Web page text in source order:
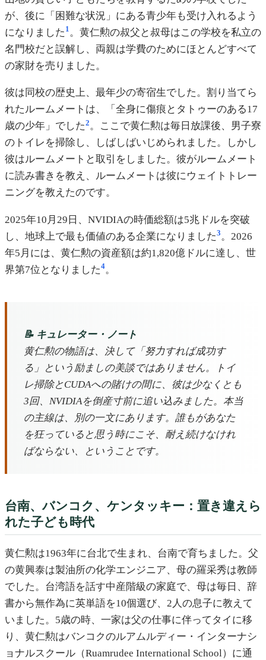
が、後に「困難な状況」にある青少年も受け入れるよう
になりました 1。黄仁勲の叔父と叔母はこの学校を私立の
名門校だと誤解し、両親は学費のためにほとんどすべて
の家財を売りました。
彼は同校の歴史上、最年少の寄宿生でした。割り当てら
れたルームメートは、「全身に傷痕とタトゥーのある17
歳の少年」でした2。ここで黄仁勲は毎日放課後、男子寮
のトイレを掃除し、しばしばいじめられました。しかし
彼はルームメートと取引をしました。彼がルームメート
に読み書きを教え、ルームメートは彼にウェイトトレー
ニングを教えたのです。
2025年10月29日、NVIDIAの時価総額は5兆ドルを突破
し、地球上で最も価値のある企業になりました3。2026
年5月には、黄仁勲の資産額は約1,820億ドルに達し、世
界第7位となりました4。
📝 キュレーター・ノート
黄仁勲の物語は、決して「努力すれば成功す
る」という励ましの美談ではありません。トイ
レ掃除とCUDAへの賭けの間に、彼は少なくとも
3回、NVIDIAを倒産寸前に追い込みました。本当
の主線は、別の一文にあります。誰もがあなた
を狂っていると思う時にこそ、耐え続けなけれ
ばならない、ということです。
台南、バンコク、ケンタッキー：置き違えら
れた子ども時代
黄仁勲は1963年に台北で生まれ、台南で育ちました。父
の黄興泰は製油所の化学エンジニア、母の羅采秀は教師
でした。台湾語を話す中産階級の家庭で、母は毎日、辞
書から無作為に英単語を10個選び、2人の息子に教えて
いました。5歳の時、一家は父の仕事に伴ってタイに移
り、黄仁勲はバンコクのルアムルディー・インターナシ
ョナルスクール（Ruamrudee International School）に通